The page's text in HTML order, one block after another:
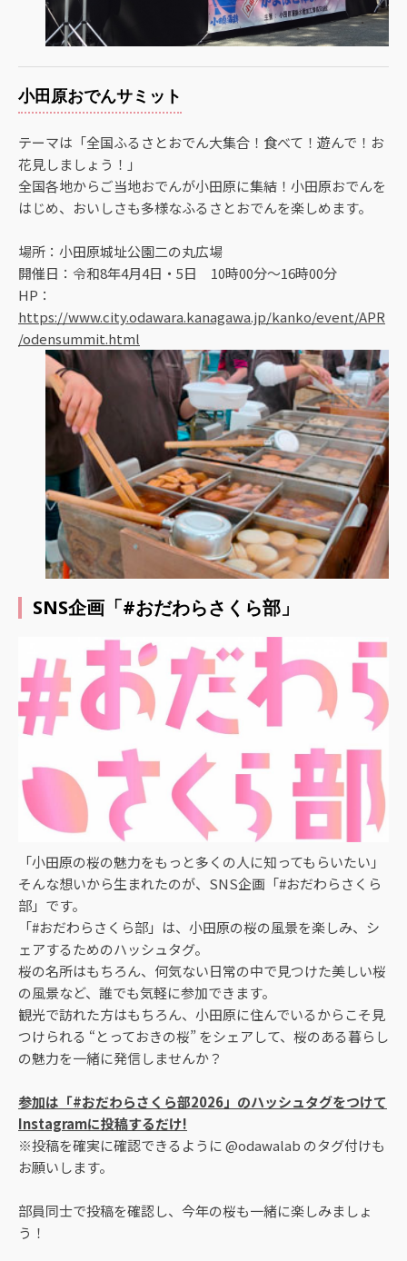
小田原おでんサミット
テーマは「全国ふるさとおでん大集合！食べて！遊んで！お
花見しましょう！」
全国各地からご当地おでんが小田原に集結！小田原おでんを
はじめ、おいしさも多様なふるさとおでんを楽しめます。
場所：小田原城址公園二の丸広場
開催日：令和8年4月4日・5日 10時00分～16時00分
HP：
https://www.city.odawara.kanagawa.jp/kanko/event/APR
/odensummit.html
SNS企画「#おだわらさくら部」
「小田原の桜の魅力をもっと多くの人に知ってもらいたい」
そんな想いから生まれたのが、SNS企画「#おだわらさくら
部」です。
「#おだわらさくら部」は、小田原の桜の風景を楽しみ、シ
ェアするためのハッシュタグ。
桜の名所はもちろん、何気ない日常の中で見つけた美しい桜
の風景など、誰でも気軽に参加できます。
観光で訪れた方はもちろん、小田原に住んでいるからこそ見
つけられる “とっておきの桜” をシェアして、桜のある暮らし
の魅力を一緒に発信しませんか？
参加は「#おだわらさくら部2026」のハッシュタグをつけて
Instagramに投稿するだけ!
※投稿を確実に確認できるように @odawalab のタグ付けも
お願いします。
部員同士で投稿を確認し、今年の桜も一緒に楽しみましょ
う！